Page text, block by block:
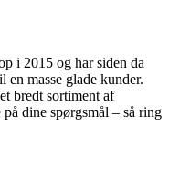
i 2015 og har siden da
en masse glade kunder.
bredt sortiment af
dine spørgsmål – så ring